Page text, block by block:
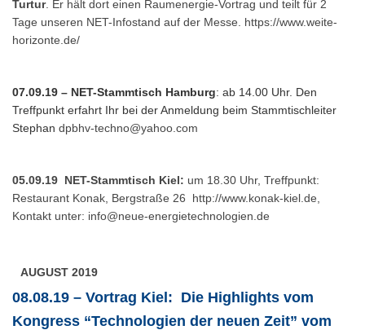
Turtur. Er hält dort einen Raumenergie-Vortrag und teilt für 2
Tage unseren NET-Infostand auf der Messe. https://www.weite-
horizonte.de/
07.09.19 – NET-Stammtisch Hamburg: ab 14.00 Uhr. Den
Treffpunkt erfahrt Ihr bei der Anmeldung beim Stammtischleiter
Stephan dpbhv-techno@yahoo.com
05.09.19 NET-Stammtisch Kiel: um 18.30 Uhr, Treffpunkt:
Restaurant Konak, Bergstraße 26 http://www.konak-kiel.de
Kontakt unter: info@neue-energietechnologien.de
AUGUST 2019
08.08.19 – Vortrag Kiel: Die Highlights vom
Kongress “Technologien der neuen Zeit” vom